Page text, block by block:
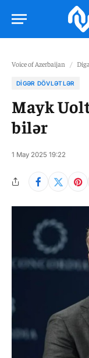
Voice of Azerbaijan /
DIGƏR DÖVLƏTLƏR
Mayk
bilər
1 May 2025 19:22